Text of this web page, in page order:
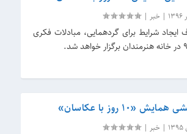
| خبر |
شرایط برای گردهمایی، مبادلات فکری
روز با عکاسان»
| خبر |